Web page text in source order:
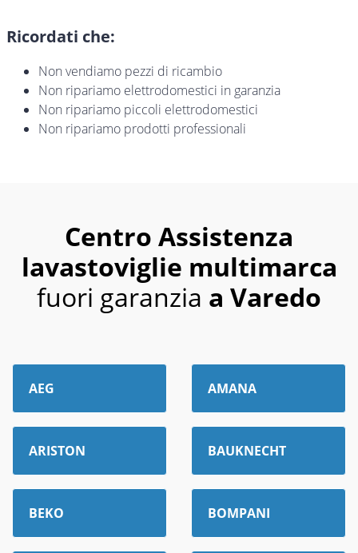
Ricordati che:
Non vendiamo pezzi di ricambio
Non ripariamo elettrodomestici in garanzia
Non ripariamo piccoli elettrodomestici
Non ripariamo prodotti professionali
Centro Assistenza
lavastoviglie multimarca
fuori garanzia a Varedo
AEG AMANA
ARISTON BAUKNECHT
BEKO BOMPANI